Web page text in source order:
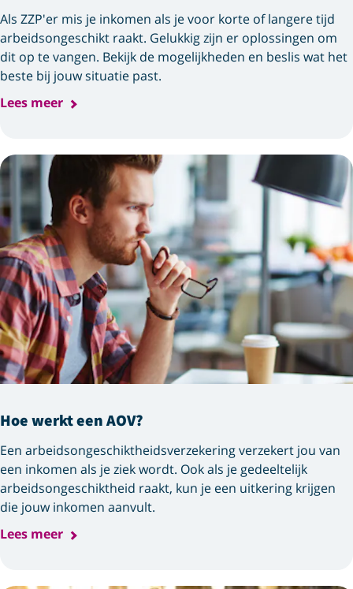
Als ZZP'er mis je inkomen als je voor korte of langere tijd
arbeidsongeschikt raakt. Gelukkig zijn er oplossingen om
dit op te vangen. Bekijk de mogelijkheden en beslis wat het
beste bij jouw situatie past.
Lees meer
Hoe werkt een AOV?
Een arbeidsongeschiktheidsverzekering verzekert jou van
een inkomen als je ziek wordt. Ook als je gedeeltelijk
arbeids­ongeschiktheid raakt, kun je een uitkering krijgen
die jouw inkomen aanvult.
Lees meer